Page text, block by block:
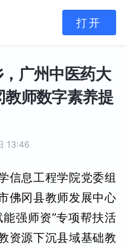
广州中医药大
师数字素养提
13:46
信息工程学院党委组
佛冈县教师发展中心
强师资”专项帮扶活
资源下沉县域基础教
打开